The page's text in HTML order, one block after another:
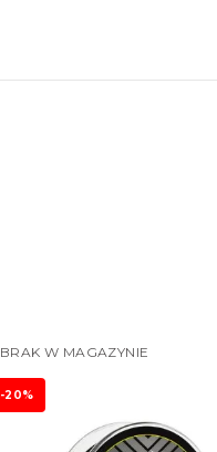
BRAK W MAGAZYNIE
-20%